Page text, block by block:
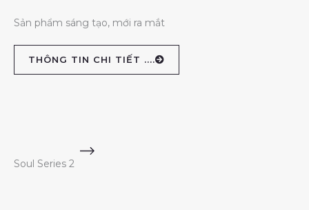
Sản phẩm sáng tạo, mới ra mắt
THÔNG TIN CHI TIẾT ....
Soul Series 2